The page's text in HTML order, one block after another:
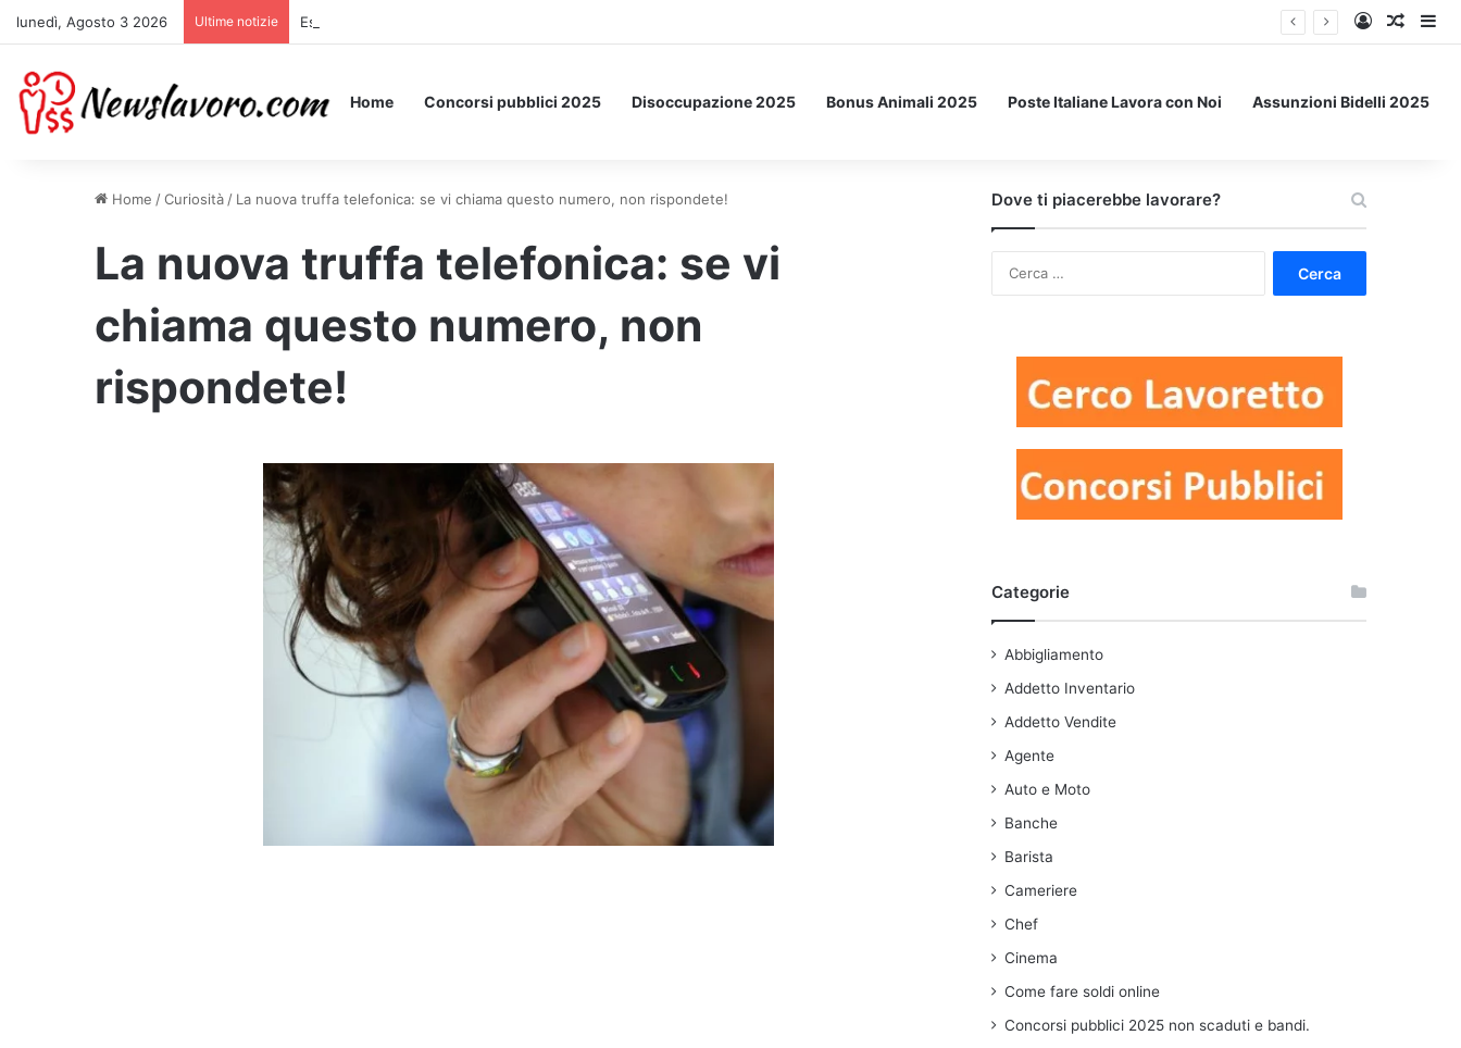
lunedì, Agosto 3 2026 Ultime notizie Essere Pagati per Stare a Letto: ecco l’esperimento spaziale. Accedi
Un
Home Concorsi pubblici 2025 Disoccupazione 2025 Bonus Animali 2025 Poste Italiane Lavora con Noi Assunzioni Bidelli 2025
Home /Curiosità / La nuova truffa telefonica: se vi chiama questo numero, non rispondete!
La nuova truffa telefonica: se vi
chiama questo numero, non
rispondete!
Dove ti piacerebbe lavorare?
Categorie
Abbigliamento
Addetto Inventario
Addetto Vendite
Agente
Auto e Moto
Banche
Barista
Cameriere
Chef
Cinema
Come fare soldi online
Concorsi pubblici 2025 non scaduti e bandi.